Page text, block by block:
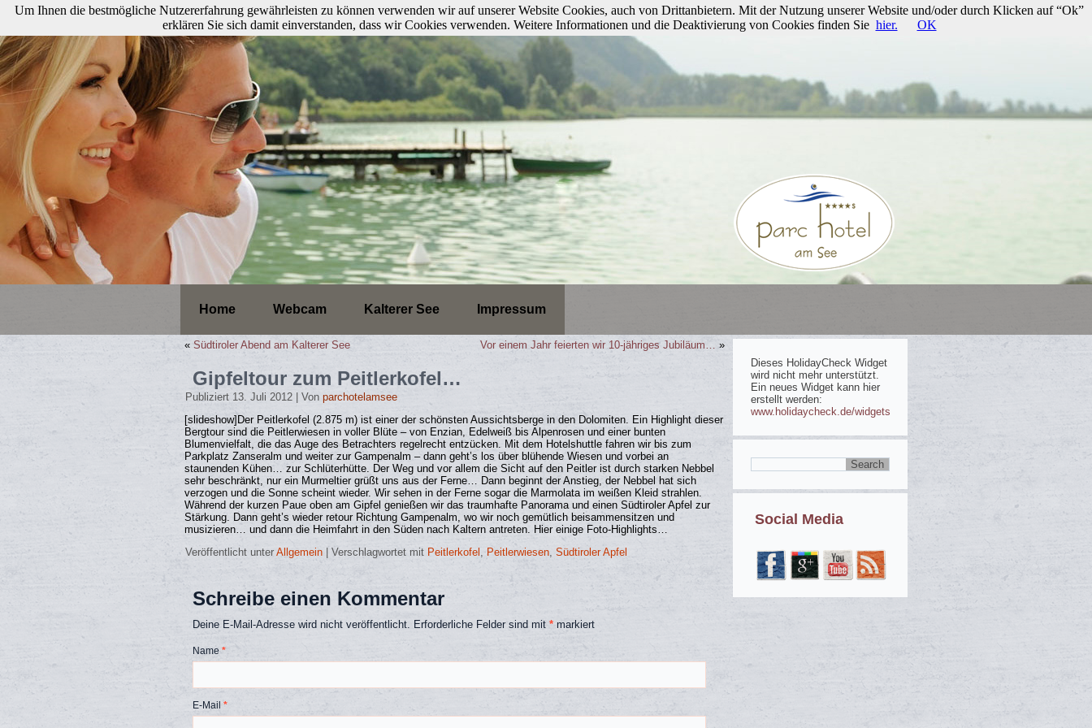
Home Webcam Kalterer See Impressum
« Südtiroler Abend am Kalterer See Vor einem Jahr feierten wir 10-jähriges Jubiläum… »
Gipfeltour zum Peitlerkofel…
Publiziert 13. Juli 2012 Von parchotelamsee
[slideshow]Der Peitlerkofel (2.875 m) ist einer der schönsten Aussichtsberge in den Dolomiten. Ein Highlight dieser
Bergtour sind die Peitlerwiesen in voller Blüte – von Enzian, Edelweiß bis Alpenrosen und einer bunten
Blumenvielfalt, die das Auge des Betrachters regelrecht entzücken. Mit dem Hotelshuttle fahren wir bis zum
Parkplatz Zanseralm und weiter zur Gampenalm – dann geht’s los über blühende Wiesen und vorbei an
staunenden Kühen… zur Schlüterhütte. Der Weg und vor allem die Sicht auf den Peitler ist durch starken Nebbel
sehr beschränkt, nur ein Murmeltier grüßt uns aus der Ferne… Dann beginnt der Anstieg, der Nebbel hat sich
verzogen und die Sonne scheint wieder. Wir sehen in der Ferne sogar die Marmolata im weißen Kleid strahlen.
Während der kurzen Paue oben am Gipfel genießen wir das traumhafte Panorama und einen Südtiroler Apfel zur
Stärkung. Dann geht’s wieder retour Richtung Gampenalm, wo wir noch gemütlich beisammensitzen und
musizieren… und dann die Heimfahrt in den Süden nach Kaltern antreten. Hier einige Foto-Highlights…
Veröffentlicht unter Allgemein Verschlagwortet mit Peitlerkofel , Peitlerwiesen, Südtiroler Apfel
Schreibe einen Kommentar
Deine E-Mail-Adresse wird nicht veröffentlicht. Erforderliche Felder sind mit * markiert
Name *
E-Mail *
Dieses HolidayCheck Widget
wird nicht mehr unterstützt.
Ein neues Widget kann hier
erstellt werden:
www.holidaycheck.de/widgets
Social Media
Um Ihnen die bestmögliche Nutzererfahrung gewährleisten zu können verwenden wir auf unserer Website Cookies, auch von Drittanbietern. Mit der Nutzung unserer Website und/oder durch Klicken auf “Ok”
erklären Sie sich damit einverstanden, dass wir Cookies verwenden. Weitere Informationen und die Deaktivierung von Cookies finden Sie hier. OK